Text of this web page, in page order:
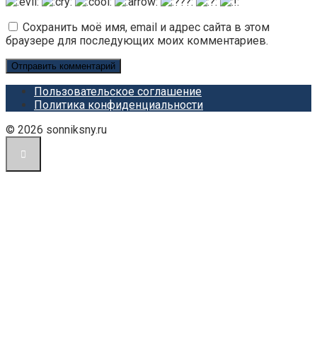
Сохранить моё имя, email и адрес сайта в этом
браузере для последующих моих комментариев.
Пользовательское соглашение
Политика конфиденциальности
© 2026 sonniksny.ru